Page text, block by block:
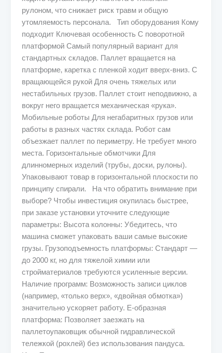
рулоном, что снижает риск травм и общую
утомляемость персонала. Тип оборудования Кому
подходит Ключевая особенность С поворотной
платформой Самый популярный вариант для
стандартных складов. Паллет вращается на
платформе, каретка с пленкой ходит вверх-вниз. С
вращающейся рукой Для очень тяжелых или
нестабильных грузов. Паллет стоит неподвижно, а
вокруг него вращается механическая «рука».
Мобильные роботы Для негабаритных грузов или
работы в разных частях склада. Робот сам
объезжает паллет по периметру. Не требует много
места. Горизонтальные обмотчики Для
длинномерных изделий (трубы, доски, рулоны).
Упаковывают товар в горизонтальной плоскости по
принципу спирали. На что обратить внимание при
выборе? Чтобы инвестиция окупилась быстрее,
при заказе установки уточните следующие
параметры: Высота колонны: Убедитесь, что
машина сможет упаковать ваши самые высокие
грузы. Грузоподъемность платформы: Стандарт —
до 2000 кг, но для тяжелой химии или
стройматериалов требуются усиленные версии.
Наличие программ: Возможность записи циклов
(например, «только верх», «двойная обмотка»)
значительно ускоряет работу. Е-образная
платформа: Позволяет заезжать на
паллетоупаковщик обычной гидравлической
тележкой (рохлей) без использования пандуса.